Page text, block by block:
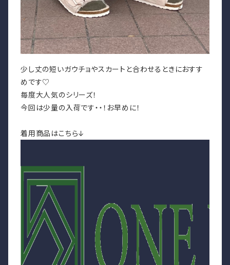
少し丈の短いガウチョやスカートと合わせるときにおすす
めです♡
毎度大人気のシリーズ！
今回は少量の入荷です・・！お早めに！
着用商品はこちら↓